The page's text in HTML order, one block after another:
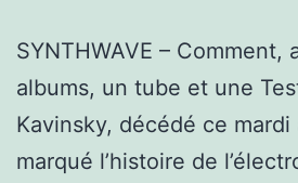
SYNTHWAVE – Comment,
albums, un tube et une
Kavinsky, décédé ce
marqué l’histoire de